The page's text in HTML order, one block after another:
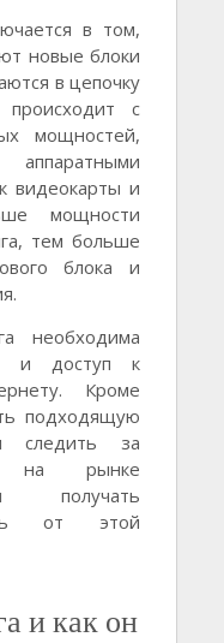
в том,
новые блоки
в цепочку
с
мощностей,
видеокарты и
мощности
тем больше
блока и
необходима
и доступ к
Кроме
подходящую
следить за
на рынке
получать
от этой
и как он